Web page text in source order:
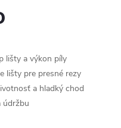
lišty a výkon píly
lišty pre presné rezy
a hladký chod
údržbu